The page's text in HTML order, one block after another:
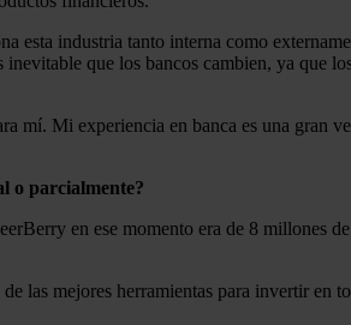
esta industria tanto interna como
que los bancos cambien, ya que
mí. Mi experiencia en banca es una gran
o parcialmente?
en ese momento era de 8 millones
las mejores herramientas para invertir en